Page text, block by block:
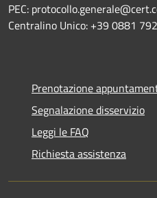
PEC:
Centralino Unico: +39 0881
Prenotazione
Segnalazione disservizio
Leggi le FAQ
Richiesta assistenza